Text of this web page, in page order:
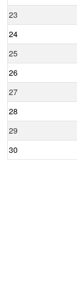
23
24
25
26
27
28
29
30